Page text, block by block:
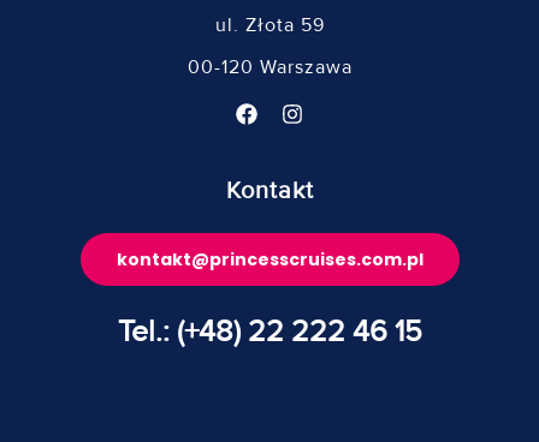
ul. Złota 59
00-120 Warszawa
Kontakt
kontakt@princesscruises.com.pl
Tel.: (+48) 22 222 46 15